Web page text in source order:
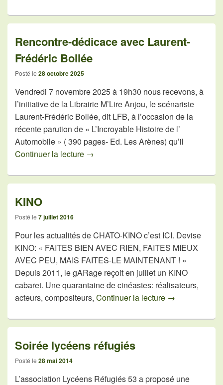
Rencontre-dédicace avec Laurent-
Frédéric Bollée
Posté le 28 octobre 2025
Vendredi 7 novembre 2025 à 19h30 nous recevons, à
l’initiative de la Librairie M’Lire Anjou, le scénariste
Laurent-Frédéric Bollée, dit LFB, à l’occasion de la
récente parution de « L’Incroyable Histoire de l’
Automobile » ( 390 pages- Ed. Les Arènes) qu’il
Continuer la lecture Rencontre-dédicace avec Laurent-
→
KINO
Posté le 7 juillet 2016
Pour les actualités de CHATO-KINO c’est ICI. Devise
KINO: « FAITES BIEN AVEC RIEN, FAITES MIEUX
AVEC PEU, MAIS FAITES-LE MAINTENANT ! »
Depuis 2011, le gARage reçoit en juillet un KINO
cabaret. Une quarantaine de cinéastes: réalisateurs,
acteurs, compositeurs, Continuer la lecture KINO
→
Soirée lycéens réfugiés
Posté le 28 mai 2014
L’association Lycéens Réfugiés 53 a proposé une